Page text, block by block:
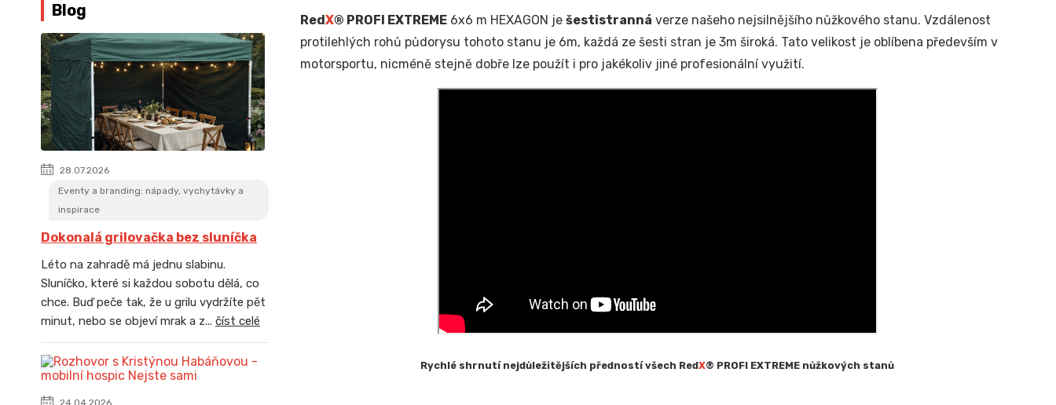
Blog
28.07.2026
Eventy a branding: nápady, vychytávky a
inspirace
Dokonalá grilovačka bez sluníčka
Léto na zahradě má jednu slabinu.
Sluníčko, které si každou sobotu dělá, co
chce. Buď peče tak, že u grilu vydržíte pět
minut, nebo se objeví mrak a z... číst celé
24.04.2026
RedX® PROFI EXTREME6x6 m HEXAGON je šestistranná verze našeho nejsilnějšího nůžkového stanu. Vzdálenost
protilehlých rohů půdorysu tohoto stanu je 6m, každá ze šesti stran je 3m široká. Tato velikost je oblíbena především v
motorsportu, nicméně stejně dobře lze použít i pro jakékoliv jiné profesionální využití.
Rychlé shrnutí nejdůležitějších předností všech RedX® PROFI EXTREME nůžkových stanů